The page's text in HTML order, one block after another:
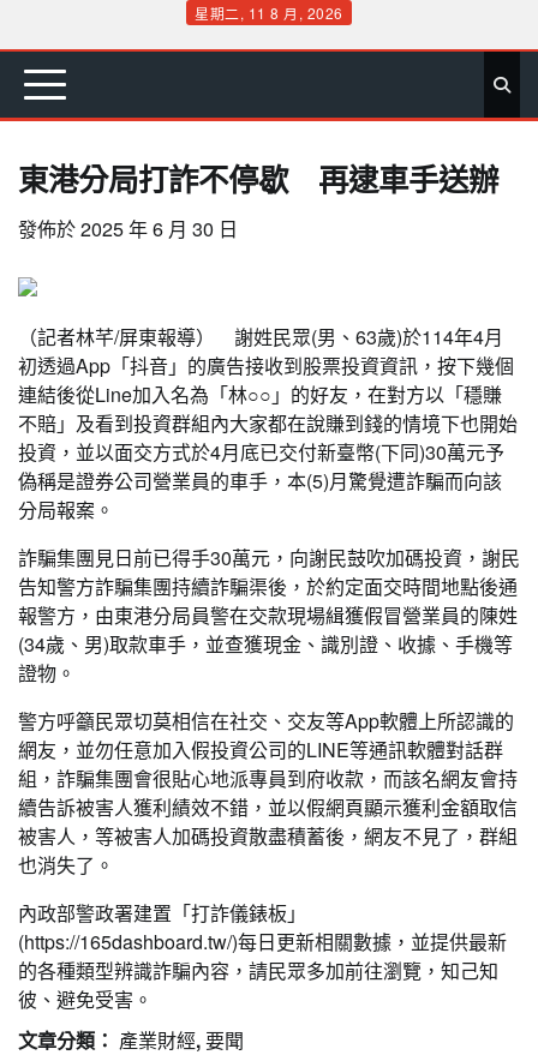
content
星期二, 11 8 月, 2026
首 要 娛 生 社 文 公 運 旅 政 地 專
東港分局打詐不停歇 再逮車手送辦
發佈於2025 年 6 月 30 日
（記者林芊/屏東報導） 謝姓民眾(男、63歲)於114年4月
初透過App「抖音」的廣告接收到股票投資資訊，按下幾個
連結後從Line加入名為「林○○」的好友，在對方以「穩賺
不賠」及看到投資群組內大家都在說賺到錢的情境下也開始
投資，並以面交方式於4月底已交付新臺幣(下同)30萬元予
偽稱是證券公司營業員的車手，本(5)月驚覺遭詐騙而向該
分局報案。
詐騙集團見日前已得手30萬元，向謝民鼓吹加碼投資，謝民
告知警方詐騙集團持續詐騙渠後，於約定面交時間地點後通
報警方，由東港分局員警在交款現場緝獲假冒營業員的陳姓
(34歲、男)取款車手，並查獲現金、識別證、收據、手機等
證物。
警方呼籲民眾切莫相信在社交、交友等App軟體上所認識的
網友，並勿任意加入假投資公司的LINE等通訊軟體對話群
組，詐騙集團會很貼心地派專員到府收款，而該名網友會持
續告訴被害人獲利績效不錯，並以假網頁顯示獲利金額取信
被害人，等被害人加碼投資散盡積蓄後，網友不見了，群組
也消失了。
內政部警政署建置「打詐儀錶板」
(https://165dashboard.tw/)每日更新相關數據，並提供最新
的各種類型辨識詐騙內容，請民眾多加前往瀏覽，知己知
彼、避免受害。
文章分類： 產業財經,要聞